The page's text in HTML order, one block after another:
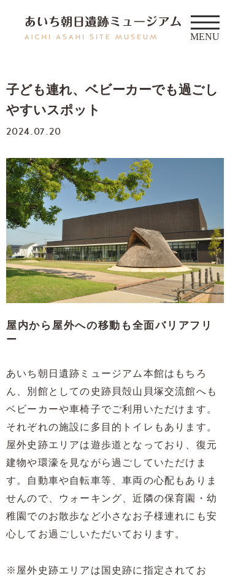
子ども連れ、ベビーカーでも過ごし
やすいスポット
2024.07.20
屋内から屋外への移動も全面バリアフリ
ー
あいち朝日遺跡ミュージアム本館はもちろ
ん、別館としての史跡貝殻山貝塚交流館へも
ベビーカーや車椅子でご利用いただけます。
それぞれの施設に多目的トイレもあります。
屋外史跡エリアは遊歩道となっており、復元
建物や環濠を見ながら過ごしていただけま
す。自動車や自転車等、車両の心配もありま
せんので、ウォーキング、近隣の保育園・幼
稚園でのお散歩など小さなお子様連れにも安
心してお過ごしいただいております。
※屋外史跡エリアは国史跡に指定されてお